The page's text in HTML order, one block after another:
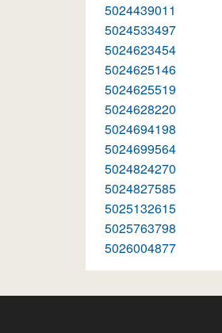
5024439011
5024533497
5024623454
5024625146
5024625519
5024628220
5024694198
5024699564
5024824270
5024827585
5025132615
5025763798
5026004877